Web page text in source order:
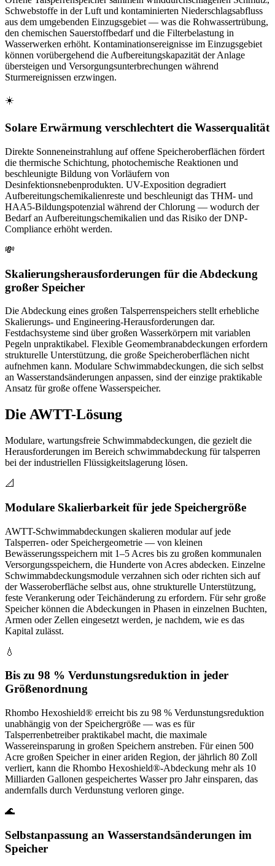
Schwebstoffe in der Luft und kontaminierten Niederschlagsabfluss
aus dem umgebenden Einzugsgebiet — was die Rohwassertrübung,
den chemischen Sauerstoffbedarf und die Filterbelastung in
Wasserwerken erhöht. Kontaminationsereignisse im Einzugsgebiet
können vorübergehend die Aufbereitungskapazität der Anlage
übersteigen und Versorgungsunterbrechungen während
Sturmereignissen erzwingen.
☀️
Solare Erwärmung verschlechtert die Wasserqualität
Direkte Sonneneinstrahlung auf offene Speicheroberflächen fördert
die thermische Schichtung, photochemische Reaktionen und
beschleunigte Bildung von Vorläufern von
Desinfektionsnebenprodukten. UV-Exposition degradiert
Aufbereitungschemikalienreste und beschleunigt das THM- und
HAA5-Bildungspotenzial während der Chlorung — wodurch der
Bedarf an Aufbereitungschemikalien und das Risiko der DNP-
Compliance erhöht werden.
💸
Skalierungsherausforderungen für die Abdeckung
großer Speicher
Die Abdeckung eines großen Talsperrenspeichers stellt erhebliche
Skalierungs- und Engineering-Herausforderungen dar.
Festdachsysteme sind über großen Wasserkörpern mit variablen
Pegeln unpraktikabel. Flexible Geomembranabdeckungen erfordern
strukturelle Unterstützung, die große Speicheroberflächen nicht
aufnehmen kann. Modulare Schwimmabdeckungen, die sich selbst
an Wasserstandsänderungen anpassen, sind der einzige praktikable
Ansatz für große offene Wasserspeicher.
Die AWTT-Lösung
Modulare, wartungsfreie Schwimmabdeckungen, die gezielt die
Herausforderungen im Bereich schwimmabdeckung für talsperren
bei der industriellen Flüssigkeitslagerung lösen.
📐
Modulare Skalierbarkeit für jede Speichergröße
AWTT-Schwimmabdeckungen skalieren modular auf jede
Talsperren- oder Speichergeometrie — von kleinen
Bewässerungsspeichern mit 1–5 Acres bis zu großen kommunalen
Versorgungsspeichern, die Hunderte von Acres abdecken. Einzelne
Schwimmabdeckungsmodule verzahnen sich oder richten sich auf
der Wasseroberfläche selbst aus, ohne strukturelle Unterstützung,
feste Verankerung oder Teichänderung zu erfordern. Für sehr große
Speicher können die Abdeckungen in Phasen in einzelnen Buchten,
Armen oder Zellen eingesetzt werden, je nachdem, wie es das
Kapital zulässt.
💧
Bis zu 98 % Verdunstungsreduktion in jeder
Größenordnung
Rhombo Hexoshield® erreicht bis zu 98 % Verdunstungsreduktion
unabhängig von der Speichergröße — was es für
Talsperrenbetreiber praktikabel macht, die maximale
Wassereinsparung in großen Speichern anstreben. Für einen 500
Acre großen Speicher in einer ariden Region, der jährlich 80 Zoll
verliert, kann die Rhombo Hexoshield®-Abdeckung mehr als 10
Milliarden Gallonen gespeichertes Wasser pro Jahr einsparen, das
andernfalls durch Verdunstung verloren ginge.
🌊
Selbstanpassung an Wasserstandsänderungen im
Speicher